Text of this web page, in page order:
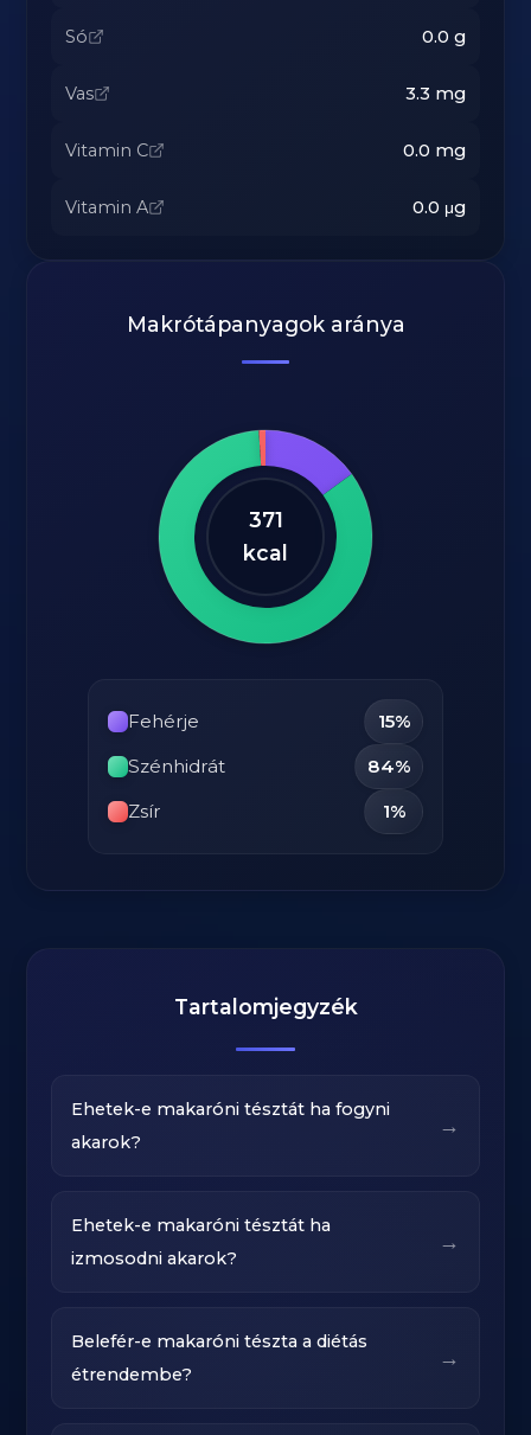
Só 0.0 g
Vas 3.3 mg
Vitamin C 0.0 mg
Vitamin A 0.0 μg
Makrótápanyagok aránya
371
kcal
Fehérje
15%
Szénhidrát
84%
Zsír
1%
Tartalomjegyzék
Ehetek-e makaróni tésztát ha fogyni
akarok?
→
Ehetek-e makaróni tésztát ha
izmosodni akarok?
→
Belefér-e makaróni tészta a diétás
étrendembe?
→